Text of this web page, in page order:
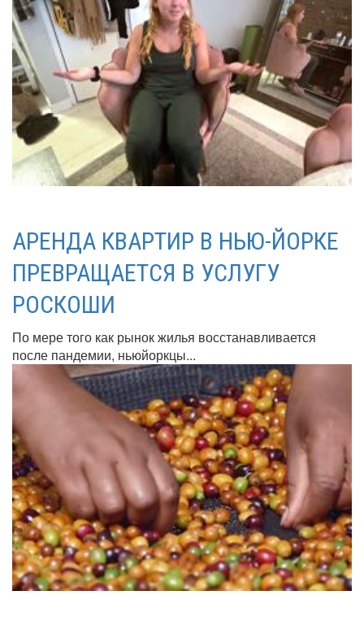
АРЕНДА КВАРТИР В НЬЮ-ЙОРКЕ
ПРЕВРАЩАЕТСЯ В УСЛУГУ
РОСКОШИ
По мере того как рынок жилья восстанавливается
после пандемии, ньюйоркцы...